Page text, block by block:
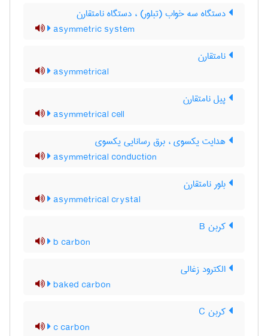
دستگاه سه خواب (تبلور) ، دستگاه نامتقارن
asymmetric system
نامتقارن
asymmetrical
پیل نامتقارن
asymmetrical cell
هدایت یکسوی ، برق رسانایی یکسوی
asymmetrical conduction
بلور نامتقارن
asymmetrical crystal
کربن B
b carbon
الکترود زغالی
baked carbon
کربن C
c carbon